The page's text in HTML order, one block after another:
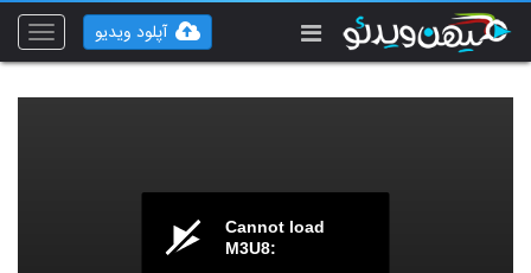
Toggle
آپلود ویدیو
Cannot load
M3U8: